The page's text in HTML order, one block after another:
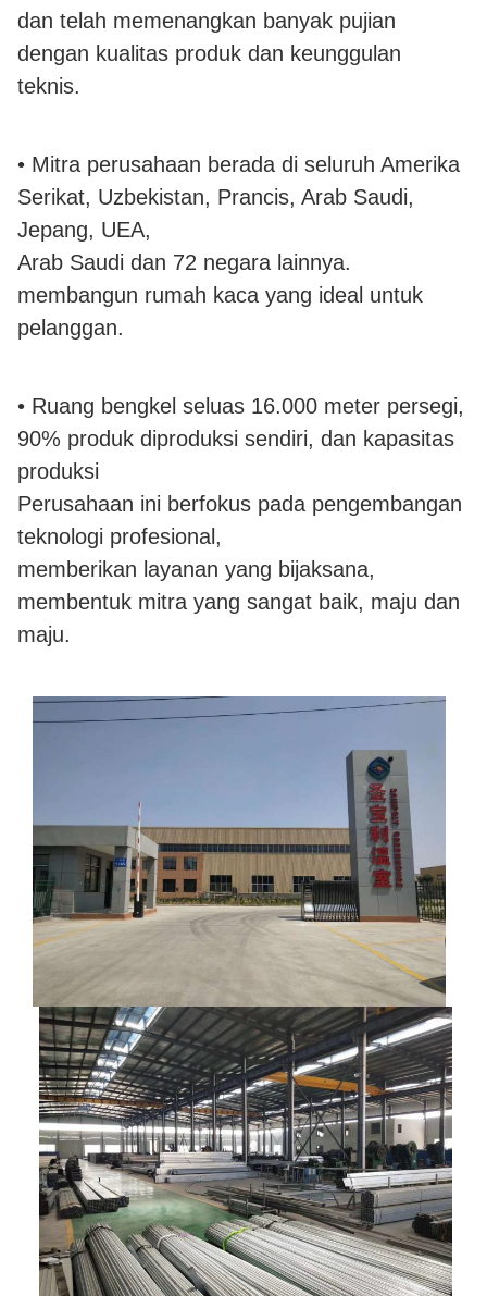
dan telah memenangkan banyak pujian
dengan kualitas produk dan keunggulan
teknis.
• Mitra perusahaan berada di seluruh Amerika
Serikat, Uzbekistan, Prancis, Arab Saudi,
Jepang, UEA,
Arab Saudi dan 72 negara lainnya.
membangun rumah kaca yang ideal untuk
pelanggan.
• Ruang bengkel seluas 16.000 meter persegi,
90% produk diproduksi sendiri, dan kapasitas
produksi
Perusahaan ini berfokus pada pengembangan
teknologi profesional,
memberikan layanan yang bijaksana,
membentuk mitra yang sangat baik, maju dan
maju.